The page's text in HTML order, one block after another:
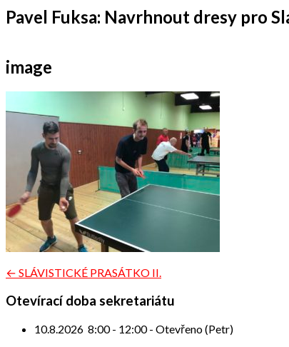
Pavel Fuksa: Navrhnout dresy pro
image
Navigace
pro
← SLÁVISTICKÉ PRASÁTKO II.
Otevírací doba sekretariátu
10.8.2026 8:00- 12:00- Otevřeno (Petr)